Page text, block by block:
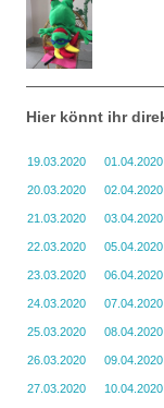
Hier könnt ihr
19.03.2020 01.04.2020
20.03.2020 02.04.2020
21.03.2020 03.04.2020
22.03.2020 05.04.2020
23.03.2020 06.04.2020
24.03.2020 07.04.2020
25.03.2020 08.04.2020
26.03.2020 09.04.2020
27.03.2020 10.04.2020